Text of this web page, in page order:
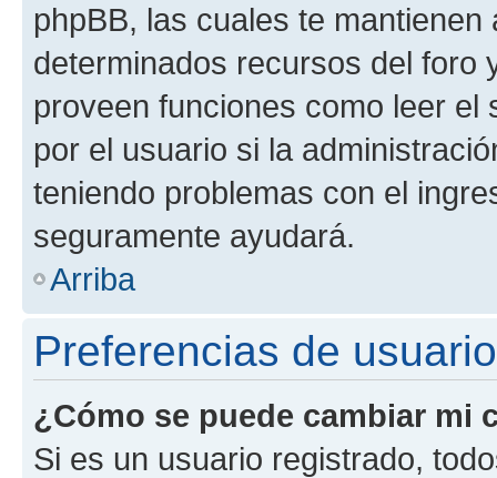
phpBB, las cuales te
determinados recursos del foro
proveen funciones como leer el
por el usuario si la
teniendo problemas con el
seguramente ayudará.
Arriba
Preferencias de
¿Cómo se puede cambiar mi
Si es un usuario registrado,